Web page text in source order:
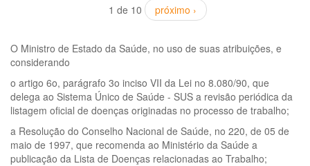
1 de 10 próximo ›
O Ministro de Estado da Saúde, no uso de suas atribuições, e
considerando
o artigo 6o, parágrafo 3o inciso VII da Lei no 8.080/90, que
delega ao Sistema Único de Saúde - SUS a revisão periódica da
listagem oficial de doenças originadas no processo de trabalho;
a Resolução do Conselho Nacional de Saúde, no 220, de 05 de
maio de 1997, que recomenda ao Ministério da Saúde a
publicação da Lista de Doenças relacionadas ao Trabalho;